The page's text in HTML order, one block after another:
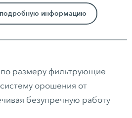
информацию
размеру фильтрующие
орошения от
безупречную работу